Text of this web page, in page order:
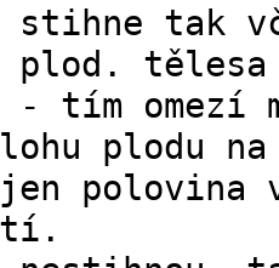
stihne tak
plod. tělesa
- tím omezí
plodu
polovina